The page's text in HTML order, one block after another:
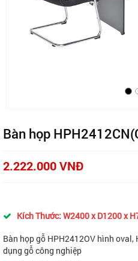
Bàn họp
2.222.000 VNĐ
Kích Thước: W2400 x D1200 x
Bàn họp gỗ HPH2412OV hình
dụng gỗ công nghiệp